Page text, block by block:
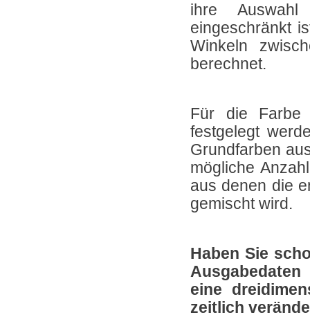
ihre
eingeschränkt
Winkeln
berechnet.
Für die
festgelegt
Grundfarben
mögliche
aus denen die
gemischt wird.
Haben Sie
eine
zeitlich